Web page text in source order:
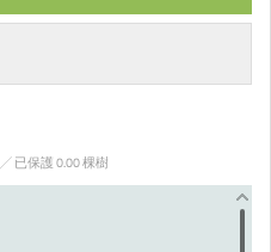
╱ 已保護 0.00 棵樹